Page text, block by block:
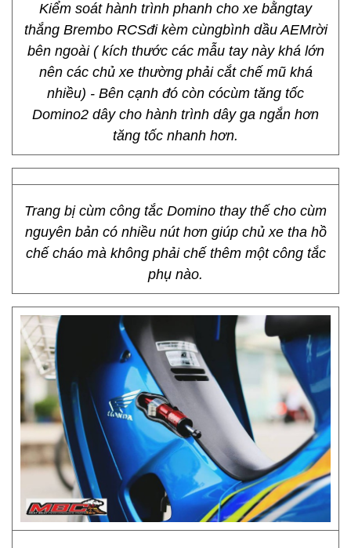
Kiểm soát hành trình phanh cho xe bằngtay
thắng Brembo RCSđi kèm cùngbình dầu AEMrời
bên ngoài ( kích thước các mẫu tay này khá lớn
nên các chủ xe thường phải cắt chế mũ khá
nhiều) - Bên cạnh đó còn cócùm tăng tốc
Domino2 dây cho hành trình dây ga ngắn hơn
tăng tốc nhanh hơn.
Trang bị cùm công tắc Domino thay thế cho cùm
nguyên bản có nhiều nút hơn giúp chủ xe tha hồ
chế cháo mà không phải chế thêm một công tắc
phụ nào.